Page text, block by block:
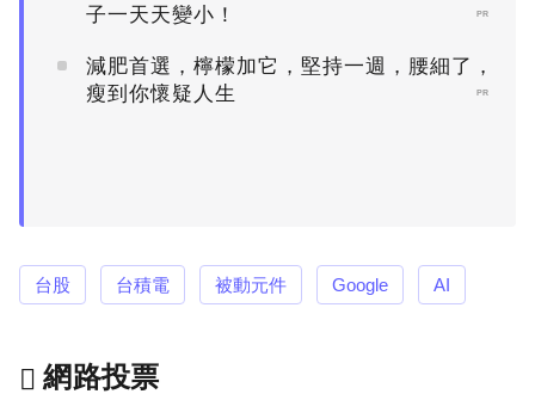
子一天天變小！
PR
減肥首選，檸檬加它，堅持一週，腰細了，
瘦到你懷疑人生
PR
台股 台積電 被動元件 Google AI
網路投票